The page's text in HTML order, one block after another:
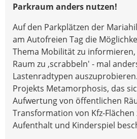
Parkraum anders nutzen!
Auf den Parkplätzen der
am Autofreien Tag die
Thema Mobilität zu
Raum zu ‚scrabbeln' - mal
Lastenradtypen
Projekts Metamorphosis, das
Aufwertung von öffentlichen
Transformation von Kfz-
Aufenthalt und Kinderspiel